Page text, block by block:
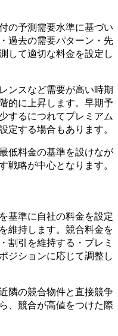
の予測需要水準に基づい
過去の需要パターン・先
して適切な料金を設定し
ンスなど需要が高い時期
的に上昇します。早期予
するにつれてプレミアム
定する場合もあります。
低料金の基準を設けなが
戦略が中心となります。
を基準に自社の料金を設定
維持します。競合料金を
割引を維持する・プレミ
ジションに応じて調整し
隣の競合物件と直接競争
、競合が高値をつけた際